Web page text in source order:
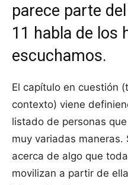
parece parte
11 habla de los
escuchamos.
El capítulo en cuestión
contexto) viene
listado de personas
muy variadas
acerca de algo que
movilizan a partir de